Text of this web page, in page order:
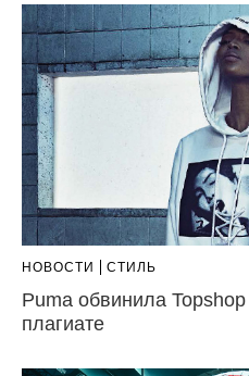
НОВОСТИ СТИЛЬ
Puma обвинила
плагиате